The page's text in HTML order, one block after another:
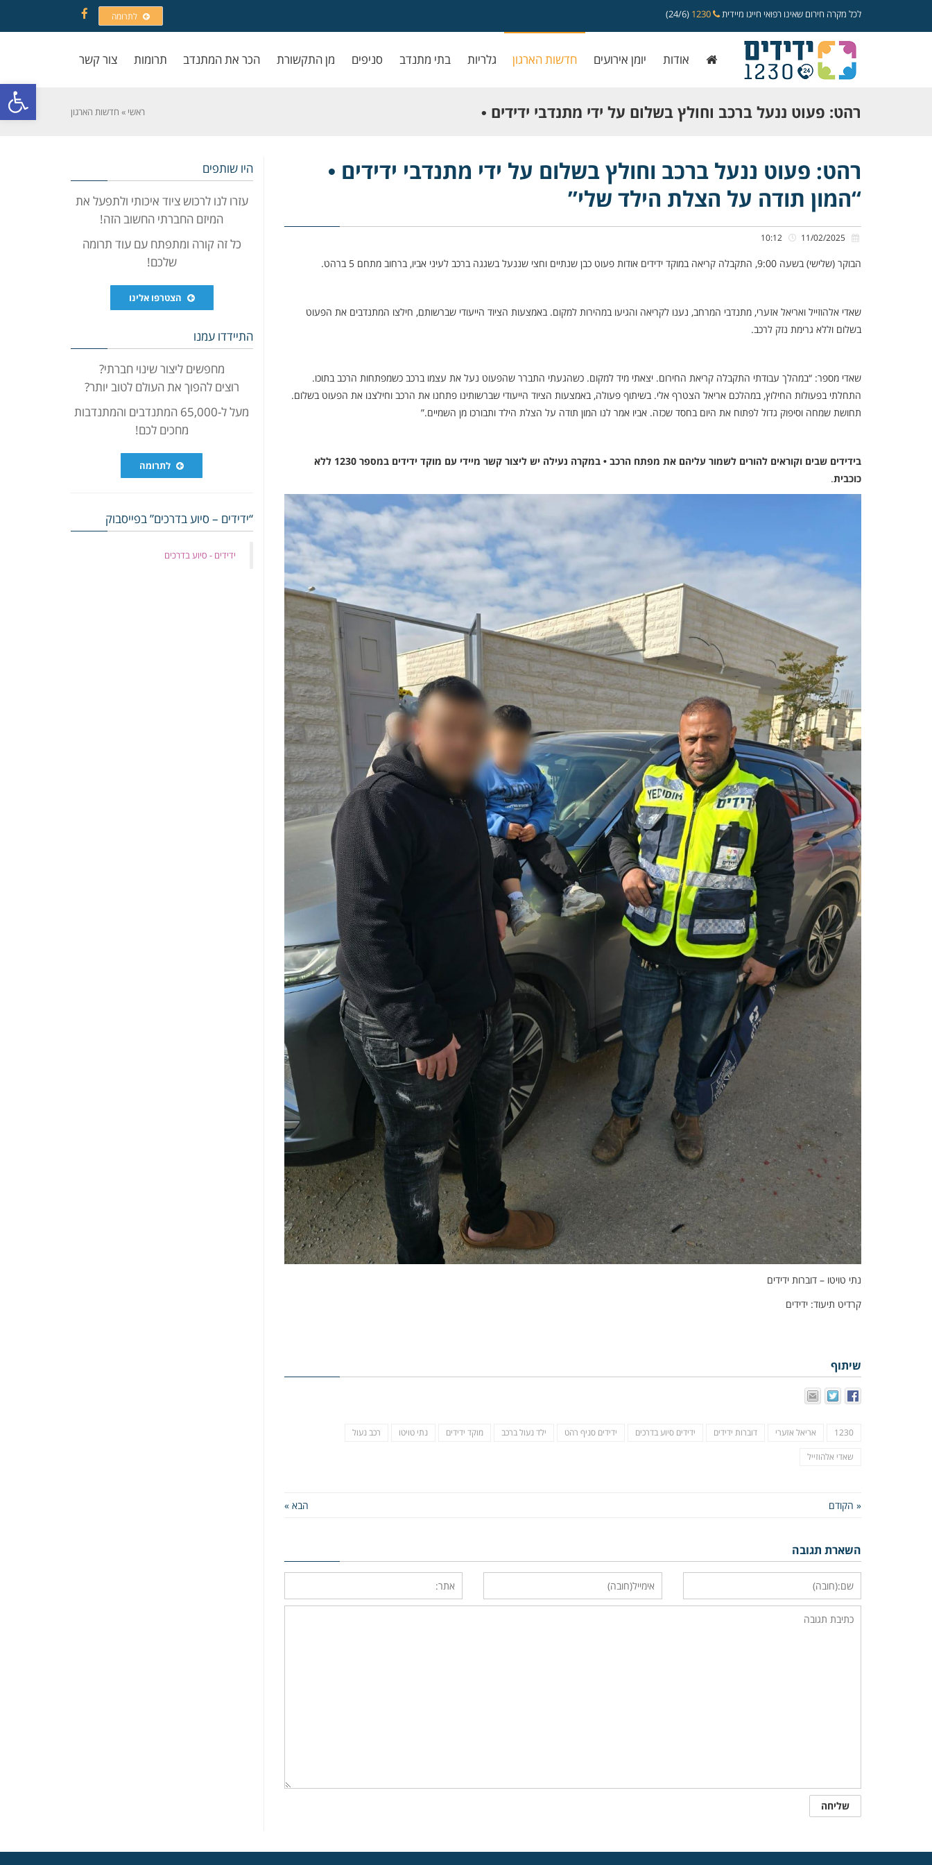
פתח
לכל מקרה חירום שאינו רפואי חייגו מיידית (24/6) לתרומה
Facebook
אודות יומן אירועים חדשות הארגון גלריות בתי מתנדב סניפים מן התקשורת הכר את המתנדב תרומות צור קשר
רהט: פעוט ננעל ברכב וחולץ בשלום על ידי מתנדבי ידידים •
“המון תודה על הצלת הילד שלי”
ראשי » חדשות הארגון
רהט: פעוט ננעל ברכב וחולץ בשלום על ידי מתנדבי ידידים •
“המון תודה על הצלת הילד שלי”
הבוקר (שלישי) בשעה 9:00, התקבלה קריאה במוקד ידידים אודות פעוט כבן שנתיים וחצי שננעל בשגגה ברכב לעיני אביו, ברחוב מתחם 5 ברהט.
שאדי אלהוזייל ואריאל אזערי, מתנדבי המרחב, נענו לקריאה והגיעו במהירות למקום. באמצעות הציוד הייעודי שברשותם, חילצו המתנדבים את הפעוט
בשלום וללא גרימת נזק לרכב.
שאדי מספר: “במהלך עבודתי התקבלה קריאת החירום. יצאתי מיד למקום. כשהגעתי התברר שהפעוט נעל את עצמו ברכב כשמפתחות הרכב בתוכו.
התחלתי בפעולות החילוץ, במהלכם אריאל הצטרף אלי. בשיתוף פעולה, באמצעות הציוד הייעודי שברשותינו פתחנו את הרכב וחילצנו את הפעוט בשלום.
תחושת שמחה וסיפוק גדול לפתוח את היום בחסד שכזה. אביו אמר לנו המון תודה על הצלת הילד ותבורכו מן השמיים.”
בידידים שבים וקוראים להורים לשמור עליהם את מפתח הרכב • במקרה נעילה יש ליצור קשר מיידי עם מוקד ידידים במספר 1230 ללא
כוכבית.
נתי טויטו – דוברות ידידים
קרדיט תיעוד: ידידים
שיתוף
1230 אריאל אזערי דוברות ידידים ידידים סיוע בדרכים ידידים סניף רהט ילד נעול ברכב מוקד ידידים נתי טויטו רכב נעול
שאדי אלהוזייל
« הקודם הבא »
השארת תגובה
היו שותפים
עזרו לנו לרכוש ציוד איכותי ולתפעל את
המיזם החברתי החשוב הזה!
כל זה קורה ומתפתח עם עוד תרומה
שלכם!
הצטרפו אלינו
התיידדו עמנו
מחפשים ליצור שינוי חברתי?
רוצים להפוך את העולם לטוב יותר?
מעל ל-65,000 המתנדבים והמתנדבות
מחכים לכם!
לתרומה
“ידידים – סיוע בדרכים” בפייסבוק
‏ידידים - סיוע בדרכים